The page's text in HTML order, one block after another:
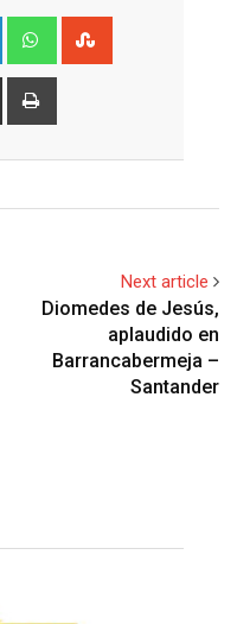
LinkedIn Whatsapp
Share
Next article
Diomedes de Jesús,
aplaudido en
Barrancabermeja –
Santander